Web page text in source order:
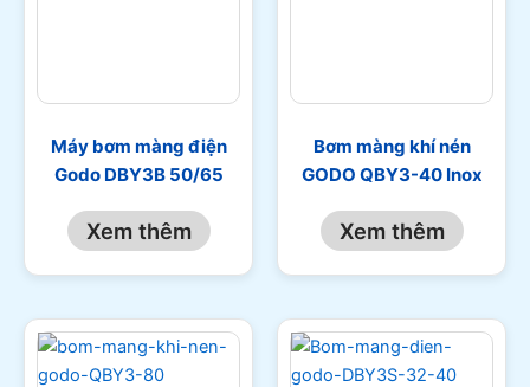
Máy bơm màng điện
Godo DBY3B 50/65
Xem thêm
Bơm màng khí nén
GODO QBY3-40 Inox
Xem thêm